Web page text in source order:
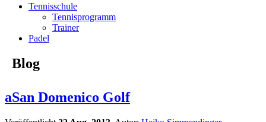
Tennisschule
Tennisprogramm
Trainer
Padel
Blog
aSan Domenico Golf